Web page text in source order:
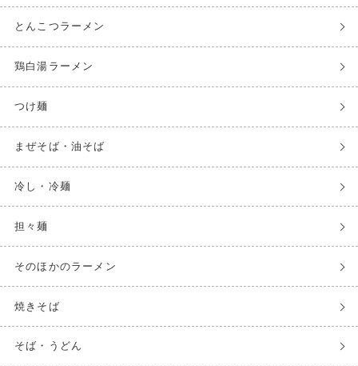
とんこつラーメン
鶏白湯ラーメン
つけ麺
まぜそば・油そば
冷し・冷麺
担々麺
そのほかのラーメン
焼きそば
そば・うどん